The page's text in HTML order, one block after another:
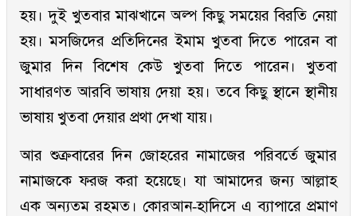
হয়। দুই খুতবার মাঝখানে অল্প কিছু সময়ের বিরতি নেয়া
হয়। মসজিদের প্রতিদিনের ইমাম খুতবা দিতে পারেন বা
জুমার দিন বিশেষ কেউ খুতবা দিতে পারেন। খুতবা
সাধারণত আরবি ভাষায় দেয়া হয়। তবে কিছু স্থানে স্থানীয়
ভাষায় খুতবা দেয়ার প্রথা দেখা যায়।
আর শুক্রবারের দিন জোহরের নামাজের পরিবর্তে জুমার
নামাজকে ফরজ করা হয়েছে। যা আমাদের জন্য আল্লাহ
এক অন্যতম রহমত। কোরআন-হাদিসে এ ব্যাপারে প্রমাণ